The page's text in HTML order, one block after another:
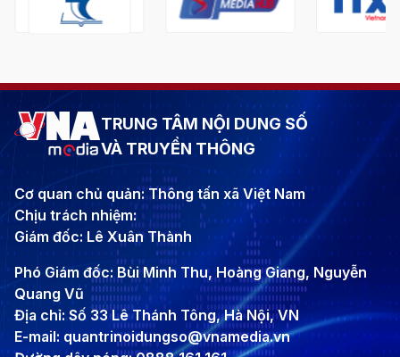
TRUNG TÂM NỘI DUNG SỐ
VÀ TRUYỀN THÔNG
Cơ quan chủ quản: Thông tấn xã Việt Nam
Chịu trách nhiệm:
Giám đốc: Lê Xuân Thành
Phó Giám đốc: Bùi Minh Thu, Hoàng Giang, Nguyễn
Quang Vũ
Địa chỉ: Số 33 Lê Thánh Tông, Hà Nội, VN
E-mail: quantrinoidungso@vnamedia.vn